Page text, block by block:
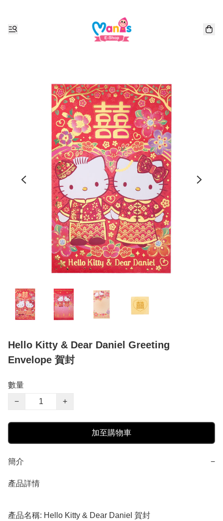
Hello Kitty & Dear Daniel Greeting
Envelope 賀封
數量
−
+
加至購物車
簡介 −
產品詳情
產品名稱: Hello Kitty & Dear Daniel 賀封